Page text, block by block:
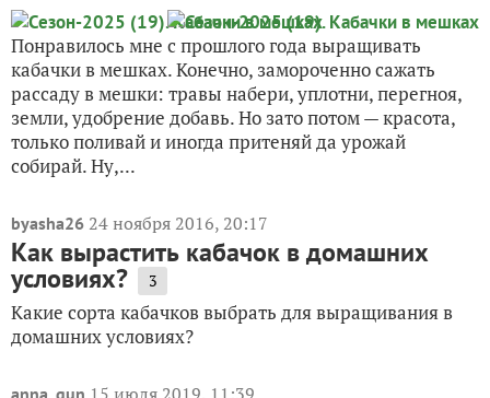
Понравилось мне с прошлого года выращивать
кабачки в мешках. Конечно, замороченно сажать
рассаду в мешки: травы набери, уплотни, перегноя,
земли, удобрение добавь. Но зато потом — красота,
только поливай и иногда притеняй да урожай
собирай. Ну,...
byasha26 24 ноября 2016, 20:17
Как вырастить кабачок в домашних
условиях? 3
Какие сорта кабачков выбрать для выращивания в
домашних условиях?
anna_gun